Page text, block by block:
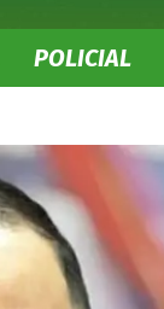
POLICIAL